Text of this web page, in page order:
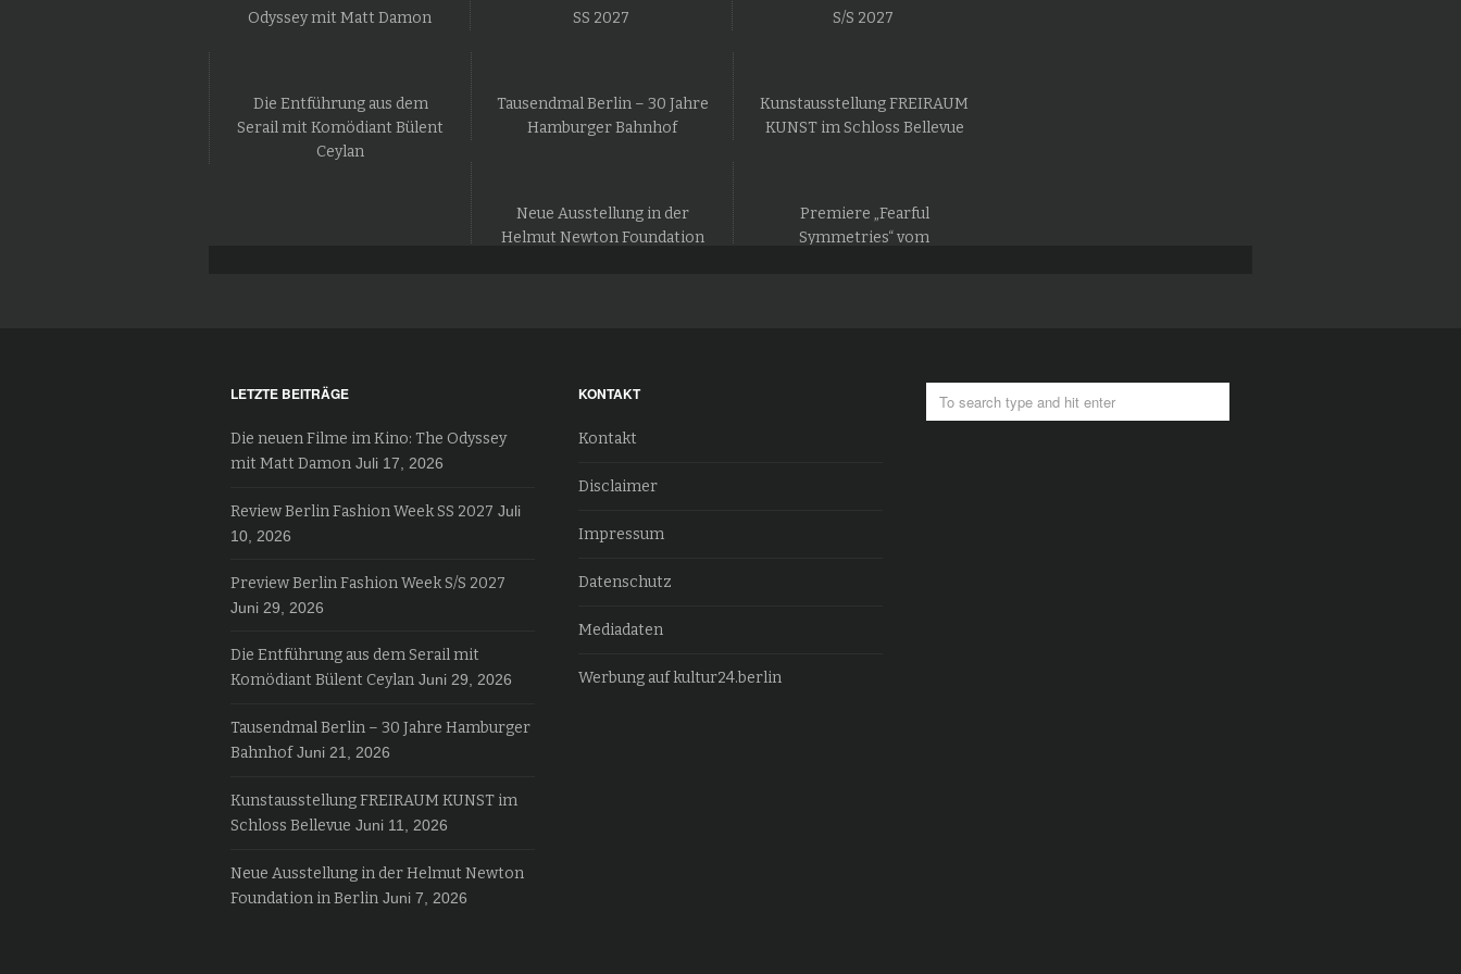
Odyssey mit Matt Damon
SS 2027
S/S 2027
Die Entführung aus dem
Serail mit Komödiant Bülent
Ceylan
Tausendmal Berlin – 30 Jahre
Hamburger Bahnhof
Kunstausstellung FREIRAUM
KUNST im Schloss Bellevue
Neue Ausstellung in der
Helmut Newton Foundation
Premiere „Fearful
Symmetries“ vom
LETZTE BEITRÄGE
Die neuen Filme im Kino: The Odyssey
mit Matt Damon Juli 17, 2026
Review Berlin Fashion Week SS 2027 Juli
10, 2026
Preview Berlin Fashion Week S/S 2027
Juni 29, 2026
Die Entführung aus dem Serail mit
Komödiant Bülent Ceylan Juni 29, 2026
Tausendmal Berlin – 30 Jahre Hamburger
Bahnhof Juni 21, 2026
Kunstausstellung FREIRAUM KUNST im
Schloss Bellevue Juni 11, 2026
Neue Ausstellung in der Helmut Newton
Foundation in Berlin Juni 7, 2026
KONTAKT
Kontakt
Disclaimer
Impressum
Datenschutz
Mediadaten
Werbung auf kultur24.berlin